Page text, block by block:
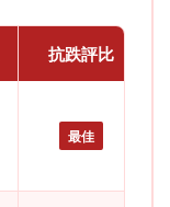
抗跌評比
最佳